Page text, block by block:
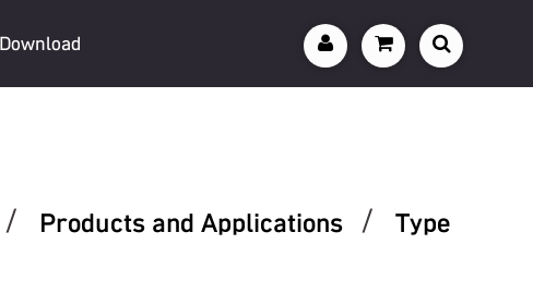
Download
/ Products and Applications /
Type